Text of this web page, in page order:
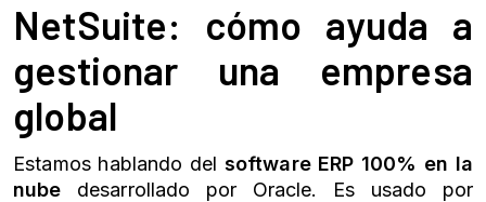
NetSuite: cómo ayuda a
gestionar una empresa
global
Estamos hablando del software ERP 100% en la
nube
desarrollado por Oracle. Es usado por